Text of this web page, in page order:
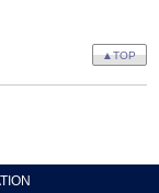
▲TOP